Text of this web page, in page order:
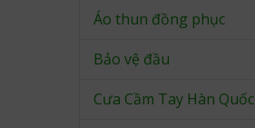
Áo thun đồng phục
Bảo vệ đầu
Cưa Cầm Tay Hàn Quốc